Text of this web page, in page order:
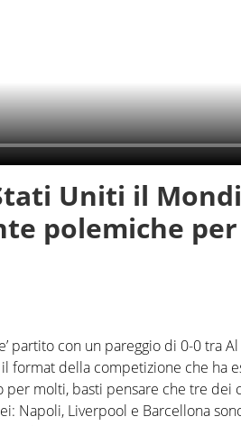
Uniti il
polemiche
partito con un pareggio di 0-0 tra
format della competizione che ha
per molti, basti pensare che tre dei
Napoli, Liverpool e Barcellona